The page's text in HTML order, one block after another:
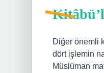
Diğer önemli
dört işlemin
Müslüman